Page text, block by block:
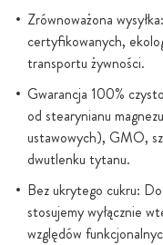
Zrównoważona
certyfikowanych,
transportu żywności.
Gwarancja 100%
od stearynianu
ustawowych), GMO,
dwutlenku tytanu.
Bez ukrytego cukru:
stosujemy wyłącznie
względów